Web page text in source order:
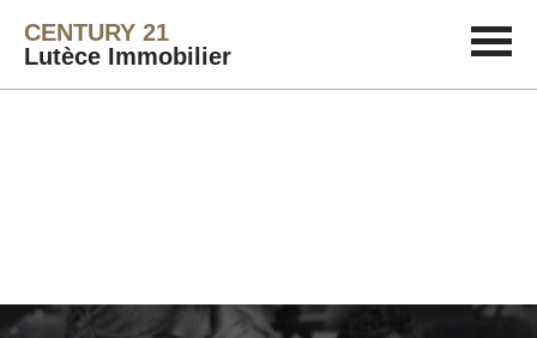
CENTURY 21
Lutèce Immobilier